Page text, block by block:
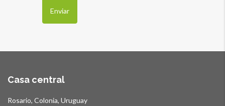
Casa central
Rosario, Colonia, Uruguay